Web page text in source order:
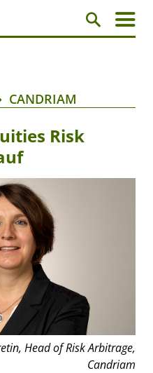
CANDRIAM
Risk
Head of Risk Arbitrage,
Candriam